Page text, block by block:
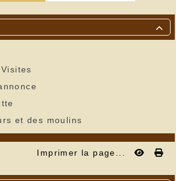

et des moulins
Imprimer la page...